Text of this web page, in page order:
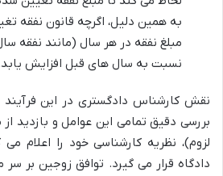
به همین دلیل، اگرچه قانون نفقه
نسبت به سال های قبل افزایش
نقش کارشناس دادگستری در این فرآیند
بررسی دقیق تمامی این عوامل و بازدید
لزوم)، نظریه کارشناسی خود را اعلام
دادگاه قرار می گیرد. توافق زوجین بر سر